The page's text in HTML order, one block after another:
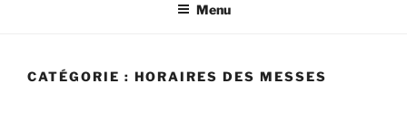
Menu
CATÉGORIE : HORAIRES DES MESSES